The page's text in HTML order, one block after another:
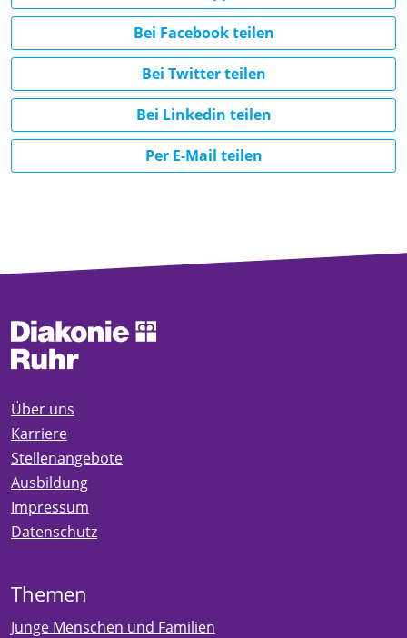
Bei Facebook teilen
Bei Twitter teilen
Bei Linkedin teilen
Per E-Mail teilen
Über uns
Karriere
Stellenangebote
Ausbildung
Impressum
Datenschutz
Themen
Junge Menschen und Familien